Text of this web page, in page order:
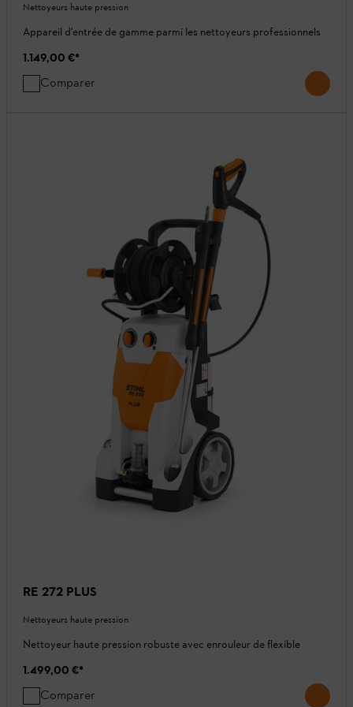
Nettoyeurs haute pression
Appareil d'entrée de gamme parmi les nettoyeurs professionnels
1.149,00 €*
Comparer
RE 272 PLUS
Nettoyeurs haute pression
Nettoyeur haute pression robuste avec enrouleur de flexible
1.499,00 €*
Comparer